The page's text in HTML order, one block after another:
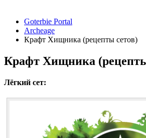
Goterbie Portal
Archeage
Крафт Хищника (рецепты сетов)
Крафт Хищника
Лёгкий сет: